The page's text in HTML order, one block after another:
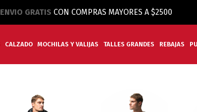
ENVIO GRATIS CON COMPRAS MAYORES A $2500
CALZADO MOCHILAS Y VALIJAS TALLES GRANDES REBAJAS